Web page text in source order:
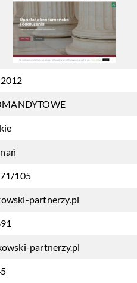
105
partnerzy.pl
partnerzy.pl